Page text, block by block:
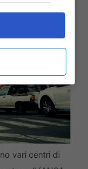
vari centri di